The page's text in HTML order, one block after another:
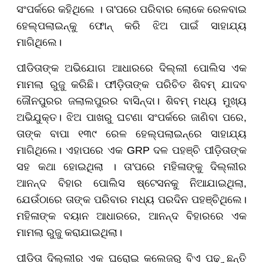
ସଂପର୍କରେ କହିଥିଲେ । ତା'ପରେ ପରିବାର ଲୋକେ ରେଳବାଇ
ହେଲ୍ପଲାଇନ୍କୁ ଫୋନ୍ କରି ଝିଅ ପାଇଁ ସାହାଯ୍ୟ
ମାଗିଥିଲେ।
ପୀଡିତାଙ୍କ ଅଭିଯୋଗ ଆଧାରରେ ଦିଲ୍ଲୀ ପୋଲିସ ଏକ
ମାମଲା ରୁଜୁ କରିଛି। ଫୀଡ଼ିତାଙ୍କ ପରିଚିତ ଶିବମ୍ ଯାଦବ
ଜୌନପୁରର ଜଲାଲପୁରର ବାସିନ୍ଦା। ଶିବମ୍ ମଧ୍ୟ ମୁଖ୍ୟ
ଅଭିଯୁକ୍ତ। ଝିଅ ପାଖରୁ ଘଟଣା ସଂପର୍କରେ ଜାଣିବା ପରେ,
ତାଙ୍କ ବାପା ୧୩୯ ରେଳ ହେଲ୍ପଲାଇନ୍ରେ ସାହାଯ୍ୟ
ମାଗିଥିଲେ। ଏହାପରେ ଏକ GRP ଦଳ ପହଞ୍ଚି ପୀଡ଼ିତାଙ୍କ
ସହ କଥା ହୋଇଥିଲା । ତା'ପରେ ମହିଳାଙ୍କୁ ଦିଲ୍ଲୀର
ଆନନ୍ଦ ବିହାର ପୋଲିସ ଷ୍ଟେସନକୁ ନିଆଯାଇଥିଲା,
ଯେଉଁଠାରେ ତାଙ୍କ ପରିବାର ମଧ୍ୟ ପରଦିନ ପହଞ୍ଚିଥିଲେ।
ମହିଳାଙ୍କ ବୟାନ ଆଧାରରେ, ଆନନ୍ଦ ବିହାରରେ ଏକ
ମାମଲା ରୁଜୁ କରାଯାଇଥିଲା।
ପୀଡିତା ଦିଲ୍ଲୀର ଏକ ଘରୋଇ କଲେଜରୁ ବିଏ ପଢ଼ୁଛନ୍ତି